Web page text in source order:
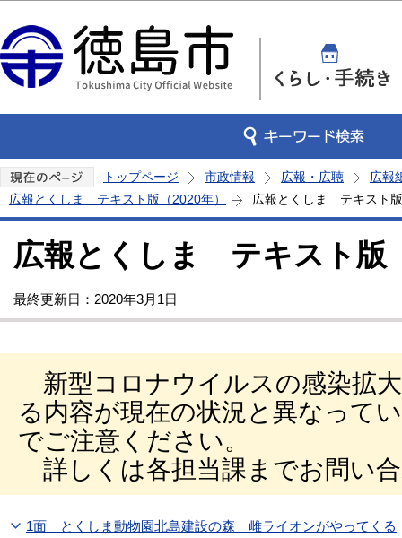
トップページ 市政情報 広報・広聴
広報
広報とくしま テキスト版（2020年）
広報とくしま テキスト
広報とくしま テキスト版
最終更新日：2020年3月1日
新型コロナウイルスの感染拡
る内容が現在の状況と異なって
でご注意ください。
詳しくは各担当課までお問い
1面 とくしま動物園北島建設の森 雌ライオンがやってくる